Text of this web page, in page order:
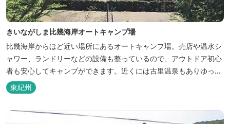
きいながしま比幾海岸オートキャンプ場
比幾海岸からほど近い場所にあるオートキャンプ場。売店や温水シ
ャワー、ランドリーなどの設備も整っているので、アウトドア初心
者も安心してキャンプができます。近くには古里温泉もありゆっく
りのんびり過ごしたい方に最高！
東紀州